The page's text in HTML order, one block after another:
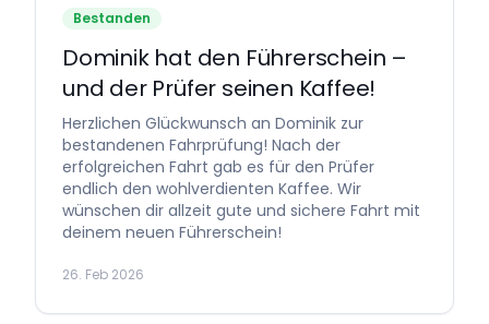
Bestanden
Dominik hat den Führerschein –
und der Prüfer seinen Kaffee!
Herzlichen Glückwunsch an Dominik zur
bestandenen Fahrprüfung! Nach der
erfolgreichen Fahrt gab es für den Prüfer
endlich den wohlverdienten Kaffee. Wir
wünschen dir allzeit gute und sichere Fahrt mit
deinem neuen Führerschein!
26. Feb 2026